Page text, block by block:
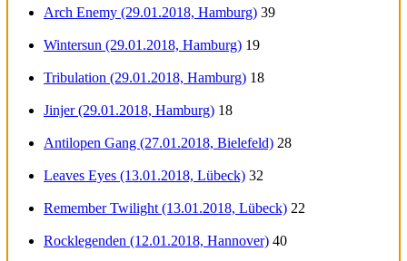
Arch Enemy (29.01.2018, Hamburg) 39
Wintersun (29.01.2018, Hamburg) 19
Tribulation (29.01.2018, Hamburg) 18
Jinjer (29.01.2018, Hamburg) 18
Antilopen Gang (27.01.2018, Bielefeld) 28
Leaves Eyes (13.01.2018, Lübeck) 32
Remember Twilight (13.01.2018, Lübeck) 22
Rocklegenden (12.01.2018, Hannover) 40